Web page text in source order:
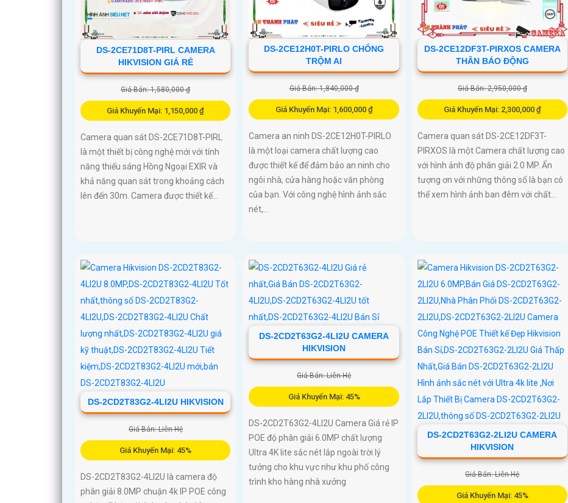
DS-2CE71D8T-PIRL CAMERA
HIKVISION GIÁ RẺ
Giá Bán: 1,580,000 ₫
Giá Khuyến Mại: 1,150,000 ₫
Camera quan sát DS-2CE71D8T-PIRL
là một thiết bị công nghệ mới với tính
năng thiếu sáng Hồng Ngoại EXIR và
khả năng quan sát trong khoảng cách
lên đến 30m. Camera được thiết kế...
DS-2CE12H0T-PIRLO CHỐNG
TRỘM AI
Giá Bán: 1,840,000 ₫
Giá Khuyến Mại: 1,600,000 ₫
Camera an ninh DS-2CE12H0T-PIRLO
là một loại camera chất lượng cao
được thiết kế để đảm bảo an ninh cho
ngôi nhà, cửa hàng hoặc văn phòng
của bạn. Với công nghệ hình ảnh sắc
nét,...
DS-2CE12DF3T-PIRXOS CAMERA
THÂN BÁO ĐỘNG
Giá Bán: 2,950,000 ₫
Giá Khuyến Mại: 2,300,000 ₫
Camera quan sát DS-2CE12DF3T-
PIRXOS là một Camera chất lượng cao
với hình ảnh độ phân giải 2.0 MP. Ấn
tượng ơn với những thông số là bạn có
thể xem hình ảnh ban đêm với chất...
DS-2CD2T83G2-4LI2U HIKVISION
Giá Bán: Liên Hệ
Giá Khuyến Mại: 45%
DS-2CD2T83G2-4LI2U là camera độ
phân giải 8.0MP chuận 4k IP POE công
DS-2CD2T63G2-4LI2U CAMERA
HIKVISION
Giá Bán: Liên Hệ
Giá Khuyến Mại: 45%
DS-2CD2T63G2-4LI2U Camera Giá rẻ IP
POE độ phân giải 6.0MP chất lượng
Ultra 4K lite sắc nét lắp ngoài trời lý
tưởng cho khu vực như khu phố công
trình kho hàng nhà xưởng
DS-2CD2T63G2-2LI2U CAMERA
HIKVISION
Giá Bán: Liên Hệ
Giá Khuyến Mại: 45%